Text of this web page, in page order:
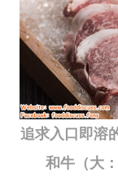
追求入口即溶
和牛（大